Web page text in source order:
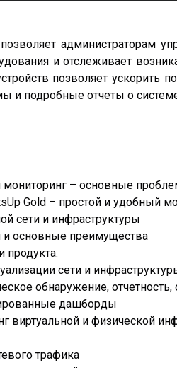
позволяет администраторам
и отслеживает
позволяет ускорить
и подробные отчеты о
– основные
Gold – простой и удобный
сети и инфраструктуры
и основные преимущества
продукта:
сети и
обнаружение,
дашборды
виртуальной и физической
трафика